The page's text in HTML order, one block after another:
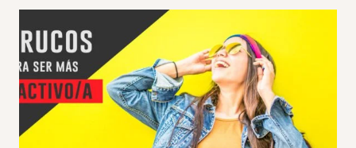
PSICOLOGÍA
MIEDO